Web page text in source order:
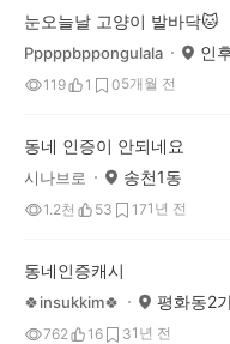
눈오늘날 고양이 발바닥🐱
Pppppbppongulala 인
119 1 05개월 전
동네 인증이 안되네요
시나브로 송천1동
1.2천 53 171년 전
동네인증캐시
🍀insukkim🍀 평화동2
762 16 31년 전